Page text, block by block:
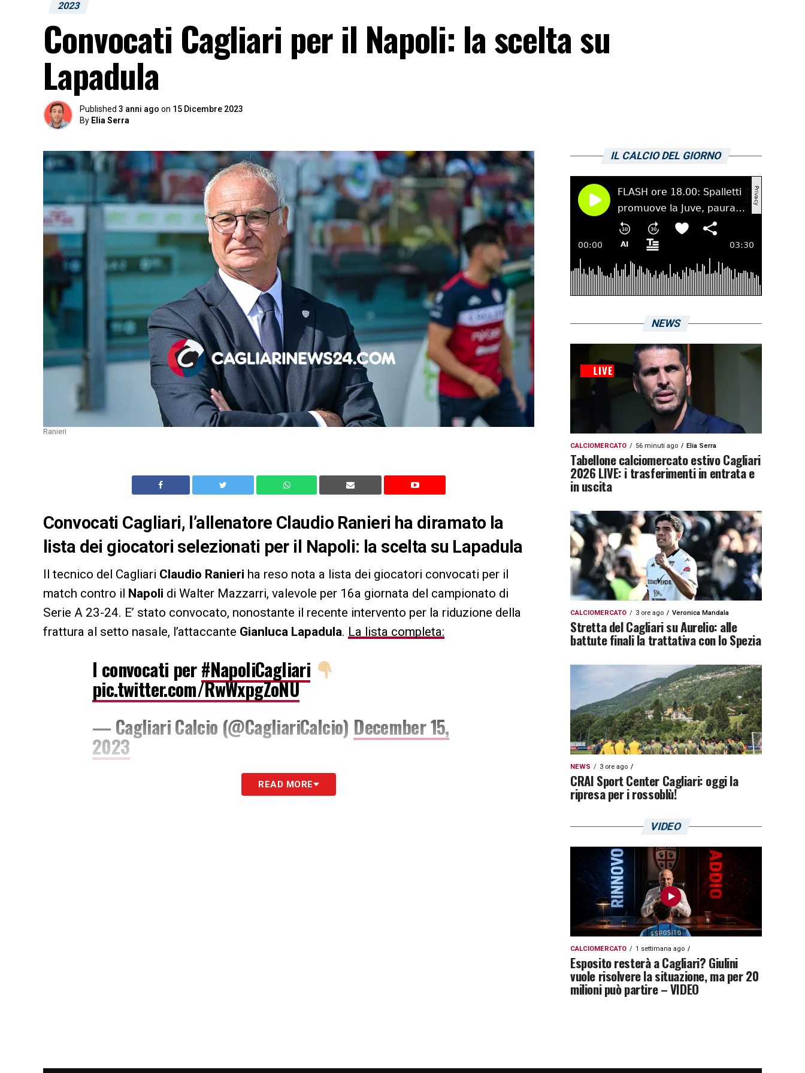
2023
Convocati Cagliari per il Napoli: la scelta su
Lapadula
Published 3 anni ago on 15 Dicembre 2023
By Elia Serra
Ranieri
Convocati Cagliari, l’allenatore Claudio Ranieri ha diramato la
lista dei giocatori selezionati per il Napoli: la scelta su Lapadula
Il tecnico del Cagliari Claudio Ranieri ha reso nota a lista dei giocatori convocati per il
match contro il Napoli di Walter Mazzarri, valevole per 16a giornata del campionato di
Serie A 23-24. E’ stato convocato, nonostante il recente intervento per la riduzione della
frattura al setto nasale, l’attaccante Gianluca Lapadula. La lista completa:
I convocati per#NapoliCagliari
pic.twitter.com/RwWxpgZoNU
— Cagliari Calcio (@CagliariCalcio) December 15,
2023
LA PLAYLIST DELLE NOSTRE TOP NEWSREAD MORE
IL CALCIO DEL GIORNO
NEWS
CALCIOMERCATO 56 minuti ago Elia Serra
Tabellone calciomercato estivo Cagliari
2026 LIVE: i trasferimenti in entrata e
in uscita
CALCIOMERCATO 3 ore ago Veronica Mandala
Stretta del Cagliari su Aurelio: alle
battute finali la trattativa con lo Spezia
NEWS 3 ore ago
CRAI Sport Center Cagliari: oggi la
ripresa per i rossoblù!
VIDEO
CALCIOMERCATO 1 settimana ago
Esposito resterà a Cagliari? Giulini
vuole risolvere la situazione, ma per 20
milioni può partire – VIDEO